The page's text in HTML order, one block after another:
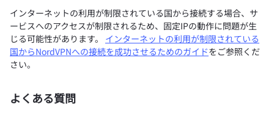
インターネットの利用が制限されている国から接続する場合、サ
ービスへのアクセスが制限されるため、固定IPの動作に問題が生
じる可能性があります。 インターネットの利用が制限されている
国からNordVPNへの接続を成功させるためのガイドをご参照くだ
さい。
よくある質問